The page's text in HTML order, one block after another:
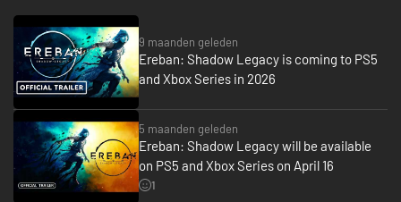
Vermijd of dood. Spaar of verzwelg. Aan jou de keuze: hoe ver wil je gaan
om achter de waarheid te komen?
Pak elk level aan met je eigen speelstijl. Gebruik je krachten om je als een
geest te verplaatsen of als dodelijke schaduw aan te vallen in dit sf-
universum waar daden goed en kwaad overstijgen.
VERKEN EEN STERVENDE, PRACHTIGE WERELD
TIJDENS JE ZOEKTOCHT NAAR DE WAARHEID
9 maanden geleden
Ereban: Shadow Legacy is coming to PS5
and Xbox Series in 2026
5 maanden geleden
Ereban: Shadow Legacy will be available
on PS5 and Xbox Series on April 16
1